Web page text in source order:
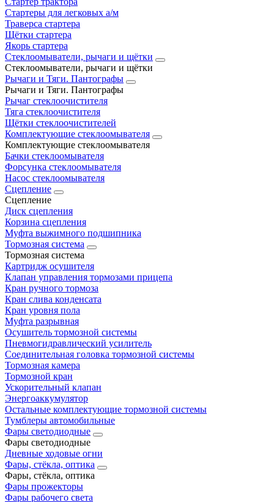
Стартеры для легковых а/м
Траверса стартера
Щётки стартера
Якорь стартера
Стеклоомыватели, рычаги и щётки
Стеклоомыватели, рычаги и щётки
Рычаги и Тяги. Пантографы
Рычаги и Тяги. Пантографы
Рычаг стеклоочистителя
Тяга стеклоочистителя
Щётки стеклоочистителей
Комплектующие стеклоомывателя
Комплектующие стеклоомывателя
Бачки стеклоомывателя
Форсунка стеклоомывателя
Насос стеклоомывателя
Сцепление
Сцепление
Диск сцепления
Корзина сцепления
Муфта выжимного подшипника
Тормозная система
Тормозная система
Картридж осушителя
Клапан управления тормозами прицепа
Кран ручного тормоза
Кран слива конденсата
Кран уровня пола
Муфта разрывная
Осушитель тормозной системы
Пневмогидравлический усилитель
Соединительная головка тормозной системы
Тормозная камера
Тормозной кран
Ускорительный клапан
Энергоаккумулятор
Остальные комплектующие тормозной системы
Тумблеры автомобильные
Фары светодиодные
Фары светодиодные
Дневные ходовые огни
Фары, стёкла, оптика
Фары, стёкла, оптика
Фары прожекторы
Фары рабочего света